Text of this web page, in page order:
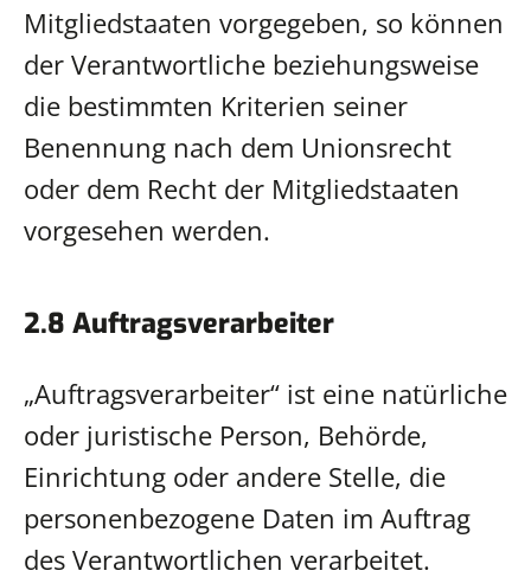
Mitgliedstaaten vorgegeben, so können
der Verantwortliche beziehungsweise
die bestimmten Kriterien seiner
Benennung nach dem Unionsrecht
oder dem Recht der Mitgliedstaaten
vorgesehen werden.
2.8 Auftragsverarbeiter
„Auftragsverarbeiter“ ist eine natürliche
oder juristische Person, Behörde,
Einrichtung oder andere Stelle, die
personenbezogene Daten im Auftrag
des Verantwortlichen verarbeitet.